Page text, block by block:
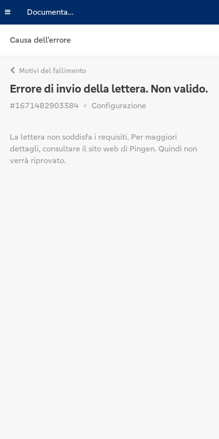
Documentazione
Causa dell’errore
Motivi del fallimento
Errore di invio della lettera. Non valido.
#1671482903384 Configurazione
La lettera non soddisfa i requisiti. Per maggiori
dettagli, consultare il sito web di Pingen. Quindi non
verrà riprovato.